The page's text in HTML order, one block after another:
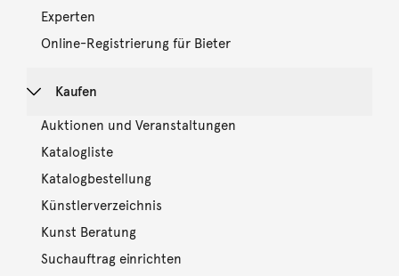
Experten
Online-Registrierung für Bieter
Kaufen
Auktionen und Veranstaltungen
Katalogliste
Katalogbestellung
Künstlerverzeichnis
Kunst Beratung
Suchauftrag einrichten